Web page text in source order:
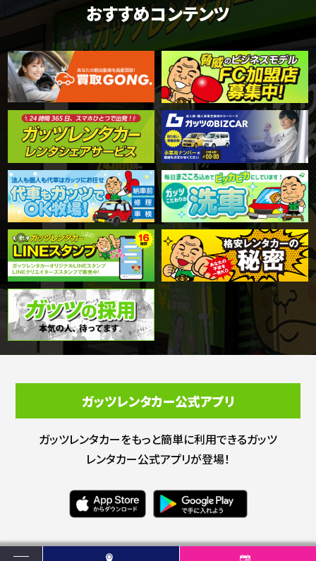
おすすめコンテンツ
ガッツレンタカー公式アプリ
ガッツレンタカーをもっと簡単に利用できるガッツ
レンタカー公式アプリが登場！